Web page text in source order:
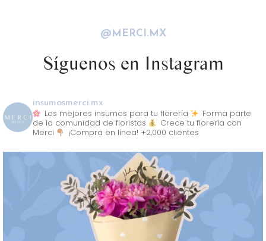
@MERCI.MX
Síguenos en Instagram
insumosmerci.mx
Los mejores insumos para tu florería
Forma parte
de la comunidad de floristas
Crece tu florería con
Merci
¡Compra en línea! +2,000 clientes